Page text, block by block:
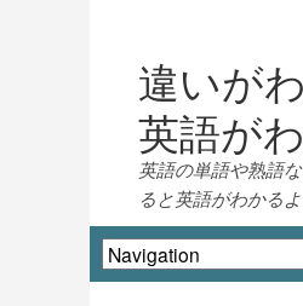
違いが
英語が
英語の単語や熟語
ると英語がわかる